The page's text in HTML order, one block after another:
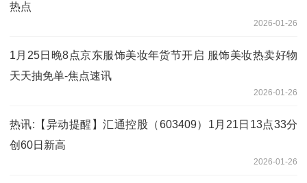
热点
2026-01-26
1月25日晚8点京东服饰美妆年货节开启 服饰美妆热卖好物
天天抽免单-焦点速讯
2026-01-26
热讯:【异动提醒】汇通控股（603409）1月21日13点33分
创60日新高
2026-01-26